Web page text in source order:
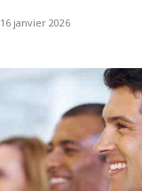
16 janvier 2026